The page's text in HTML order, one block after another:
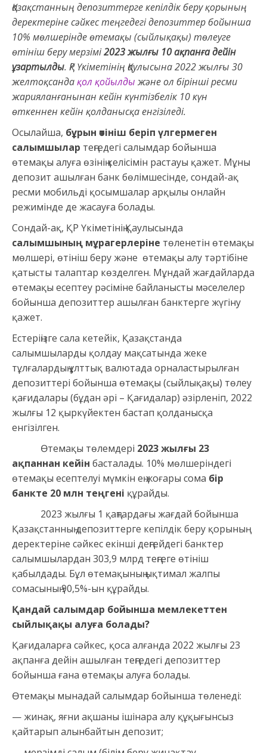
Қазақстанның депозиттерге кепілдік беру қорының
деректеріне сәйкес теңгедегі депозиттер бойынша
10% мөлшерінде өтемақы (сыйлықақы) төлеуге
өтініш беру мерзімі2023 жылғы 10 ақпанға дейін
ұзартылды. ҚР Үкіметінің Қаулысына 2022 жылғы 30
желтоқсандақол қойылдыжәне ол бірінші ресми
жарияланғанынан кейін күнтізбелік 10 күн
өткеннен кейін қолданысқа енгізіледі.
Осылайша, бұрын өтініш беріп үлгермеген
салымшылар теңгедегі салымдар бойынша
өтемақы алуға өзінің келісімін растауы қажет. Мұны
депозит ашылған банк бөлімшесінде, сондай-ақ
ресми мобильді қосымшалар арқылы онлайн
режимінде де жасауға болады.
Сондай-ақ, ҚР Үкіметінің Қаулысында
салымшының мұрагерлеріне төленетін өтемақы
мөлшері, өтініш беру және өтемақы алу тәртібіне
қатысты талаптар көзделген. Мұндай жағдайларда
өтемақы есептеу рәсіміне байланысты мәселелер
бойынша депозиттер ашылған банктерге жүгіну
қажет.
Естеріңізге сала кетейік, Қазақстанда
салымшыларды қолдау мақсатында жеке
тұлғалардың ұлттық валютада орналастырылған
депозиттері бойынша өтемақы (сыйлықақы) төлеу
қағидалары (бұдан әрі – Қағидалар) әзірленіп, 2022
жылғы 12 қыркүйектен бастап қолданысқа
енгізілген.
Өтемақы төлемдері 2023 жылғы 23
ақпаннан кейін басталады. 10% мөлшеріндегі
өтемақы есептелуі мүмкін ең жоғары сома бір
банкте 20 млн теңгені құрайды.
2023 жылғы 1 қаңтардағы жағдай бойынша
Қазақстанның депозиттерге кепілдік беру қорының
деректеріне сәйкес екінші деңгейдегі банктер
салымшылардан 303,9 млрд теңгеге өтініш
қабылдады. Бұл өтемақының ықтимал жалпы
сомасының 90,5%-ын құрайды.
Қандай салымдар бойынша мемлекеттен
сыйлықақы алуға болады?
Қағидаларға сәйкес, қоса алғанда 2022 жылғы 23
ақпанға дейін ашылған теңгедегі депозиттер
бойынша ғана өтемақы алуға болады.
Өтемақы мынадай салымдар бойынша төленеді:
— жинақ, яғни ақшаны ішінара алу құқығынсыз
қайтарып алынбайтын депозит;